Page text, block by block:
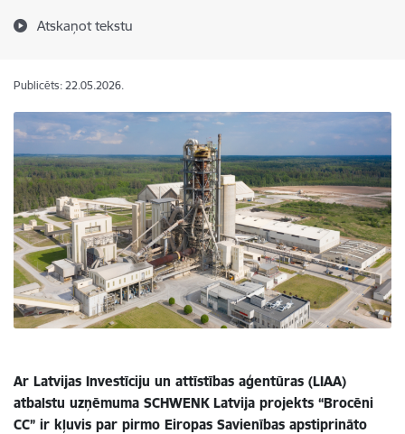
Atskaņot tekstu
Publicēts: 22.05.2026.
Ar Latvijas Investīciju un attīstības aģentūras (LIAA)
atbalstu uzņēmuma SCHWENK Latvija projekts “Brocēni
CC” ir kļuvis par pirmo Eiropas Savienības apstiprināto